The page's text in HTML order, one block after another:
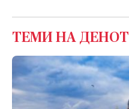
ТЕМИ НА ДЕНОТ